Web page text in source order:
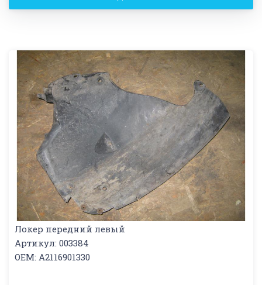
Локер передний левый
Артикул: 003384
OEM: A2116901330